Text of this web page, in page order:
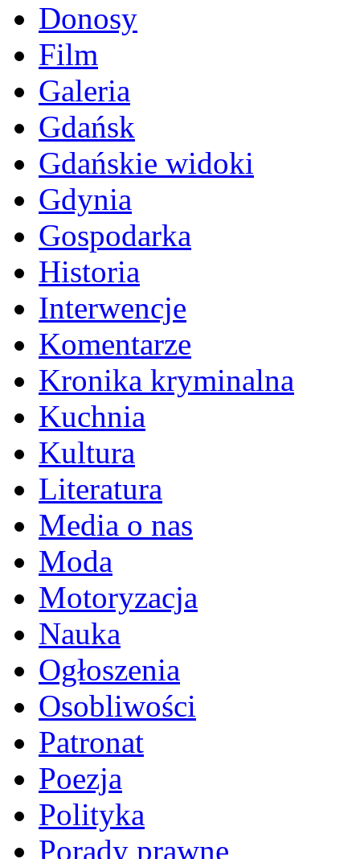
Donosy
Film
Galeria
Gdańsk
Gdańskie widoki
Gdynia
Gospodarka
Historia
Interwencje
Komentarze
Kronika kryminalna
Kuchnia
Kultura
Literatura
Media o nas
Moda
Motoryzacja
Nauka
Ogłoszenia
Osobliwości
Patronat
Poezja
Polityka
Porady prawne